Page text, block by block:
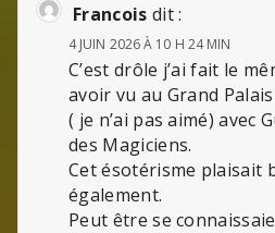
Francois dit :
4 JUIN 2026 À 10 H 24 MIN
C’est drôle j’ai fait le
avoir vu au Grand
( je n’ai pas aimé) avec
des Magiciens.
Cet ésotérisme plaisait
également.
Peut être se